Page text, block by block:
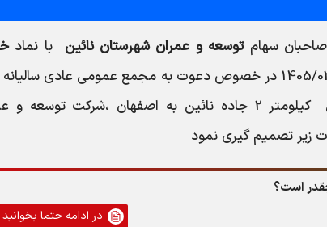
سهام توسعه و عمران شهرستان نائين با نماد
1405/ در خصوص دعوت به مجمع عمومی عادی
کيلومتر 2 جاده نائين به اصفهان ،شرکت توسعه و
زیر تصمیم گیری نمود
در ادامه حتما بخوانید